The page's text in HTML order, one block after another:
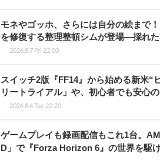
モネやゴッホ、さらには自分の絵まで
を修復する整理整頓シムが登場―採れ
2026.8.7 Fri 22:00
スイッチ2版『FF14』から始める新米
リートライアル」や、初心者でも安心
2026.8.4 Tue 22:20
ゲームプレイも録画配信もこれ1台。
D」で『Forza Horizon 6』の世界を駆